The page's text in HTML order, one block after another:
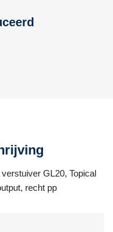
GL20, Topical
recht pp